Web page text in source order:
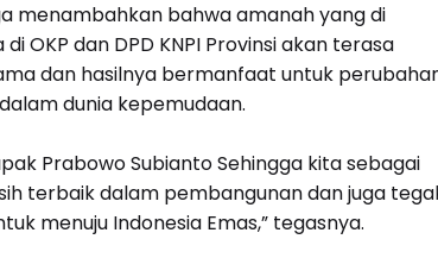
menambahkan bahwa amanah yang di
OKP dan DPD KNPI Provinsi akan terasa
dan hasilnya bermanfaat untuk
dunia kepemudaan.
Prabowo Subianto Sehingga kita sebagai
terbaik dalam pembangunan dan juga
menuju Indonesia Emas,” tegasnya.